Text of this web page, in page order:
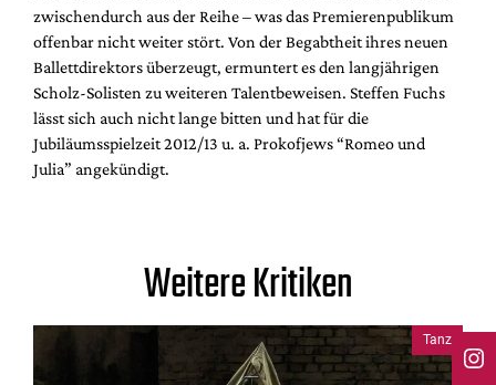
zwischendurch aus der Reihe – was das Premierenpublikum
offenbar nicht weiter stört. Von der Begabtheit ihres neuen
Ballettdirektors überzeugt, ermuntert es den langjährigen
Scholz-Solisten zu weiteren Talentbeweisen. Steffen Fuchs
lässt sich auch nicht lange bitten und hat für die
Jubiläumsspielzeit 2012/13 u. a. Prokofjews “Romeo und
Julia” angekündigt.
Weitere Kritiken
Tanz